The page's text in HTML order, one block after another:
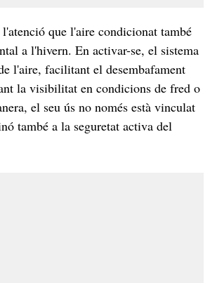
que l'aire condicionat també
a l'hivern. En activar-se, el sistema
l'aire, facilitant el desembafament
la visibilitat en condicions de fred o
el seu ús no només està vinculat
també a la seguretat activa del